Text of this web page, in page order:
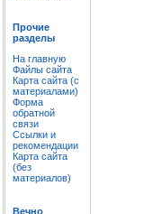
Прочие
разделы
На главную
Файлы сайта
Карта сайта (с
материалами)
Форма
обратной
связи
Ссылки и
рекомендации
Карта сайта
(без
материалов)
Вечно